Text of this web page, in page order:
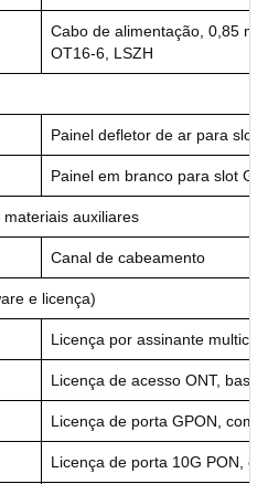
Cabo de alimentação, 0,85
OT16-6, LSZH
Painel defletor de ar para slot
Painel em branco para slot
auxiliares
Canal de cabeamento
e licença)
Licença por assinante
Licença de acesso ONT,
Licença de porta GPON, com
Licença de porta 10G PON,